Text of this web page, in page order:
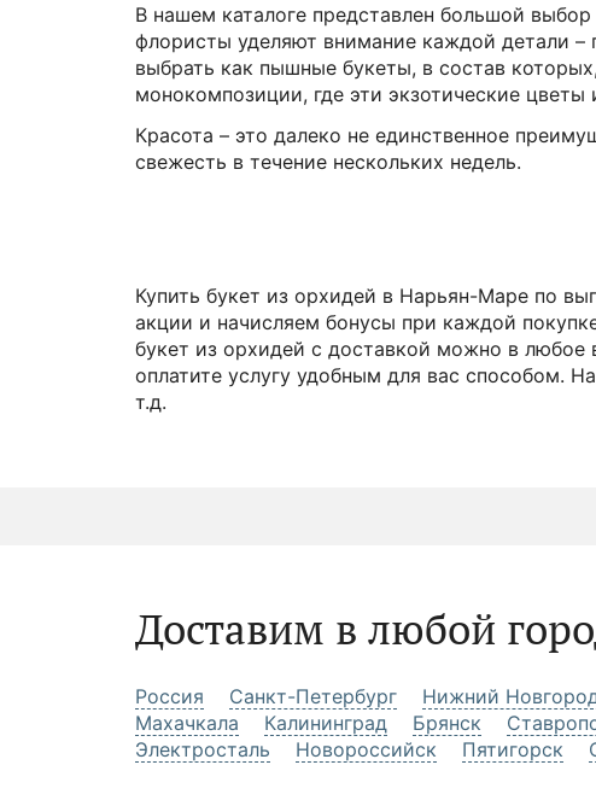
В нашем каталоге представлен большой
флористы уделяют внимание каждой детали
выбрать как пышные букеты, в состав
монокомпозиции, где эти экзотические цветы
Красота – это далеко не единственное
свежесть в течение нескольких недель.
Купить букет из орхидей в Нарьян-Маре по
акции и начисляем бонусы при каждой
букет из орхидей с доставкой можно в любое
оплатите услугу удобным для вас способом.
т.д.
Доставим в любой
Россия Санкт-Петербург Нижний
Махачкала
Калининград Брянск
Электросталь
Новороссийск Пятигорск